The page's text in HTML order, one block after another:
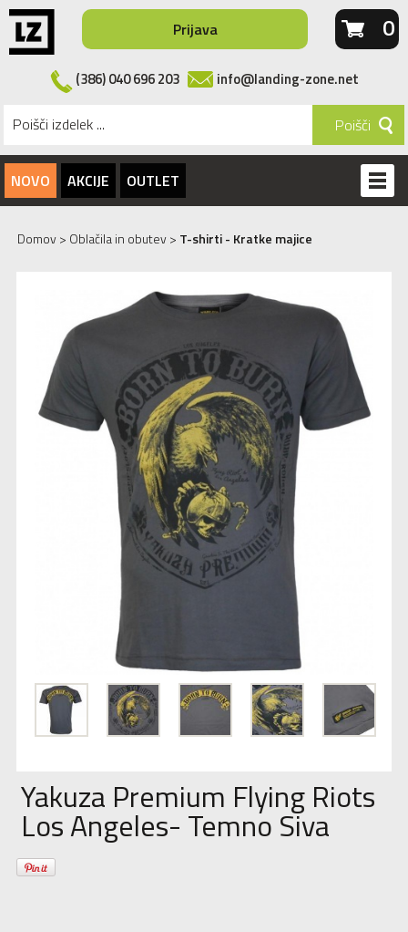
NOVO AKCIJE OUTLET
(386) 040 696 203 info@landing-zone.net
Prijava
Poišči
0
Domov> Oblačila in obutev> T-shirti - Kratke majice
Yakuza Premium Flying Riots
Los Angeles- Temno Siva